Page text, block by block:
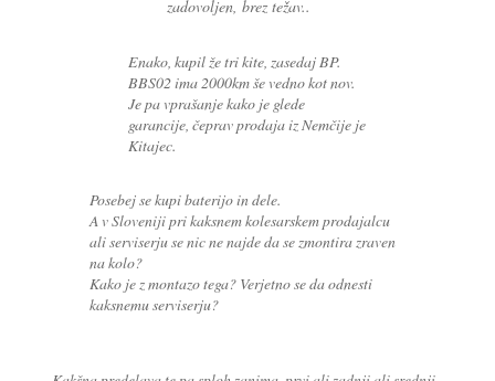
zadovoljen, brez težav..
Enako, kupil že tri kite, zasedaj BP.
BBS02 ima 2000km še vedno kot nov.
Je pa vprašanje kako je glede
garancije, čeprav prodaja iz Nemčije je
Kitajec.
Posebej se kupi baterijo in dele.
A v Sloveniji pri kaksnem kolesarskem prodajalcu
ali serviserju se nic ne najde da se zmontira zraven
na kolo?
Kako je z montazo tega? Verjetno se da odnesti
kaksnemu serviserju?